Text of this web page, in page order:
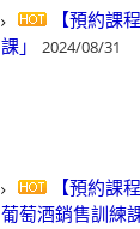
【預約課
課」
2024/08/31
【預約課
葡萄酒銷售訓練